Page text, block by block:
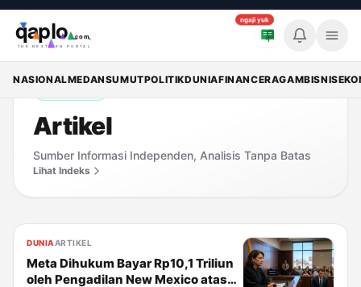
ngaji yuk
NASIONALMEDANSUMUTPOLITIKDUNIAFINANCERAGAMBISNIS
Breaking
Memuat breaking news...
Artikel
Sumber Informasi Independen, Analisis Tanpa Batas
Lihat Indeks
DUNIAARTIKEL
Meta Dihukum Bayar Rp10,1 Triliun
oleh Pengadilan New Mexico atas